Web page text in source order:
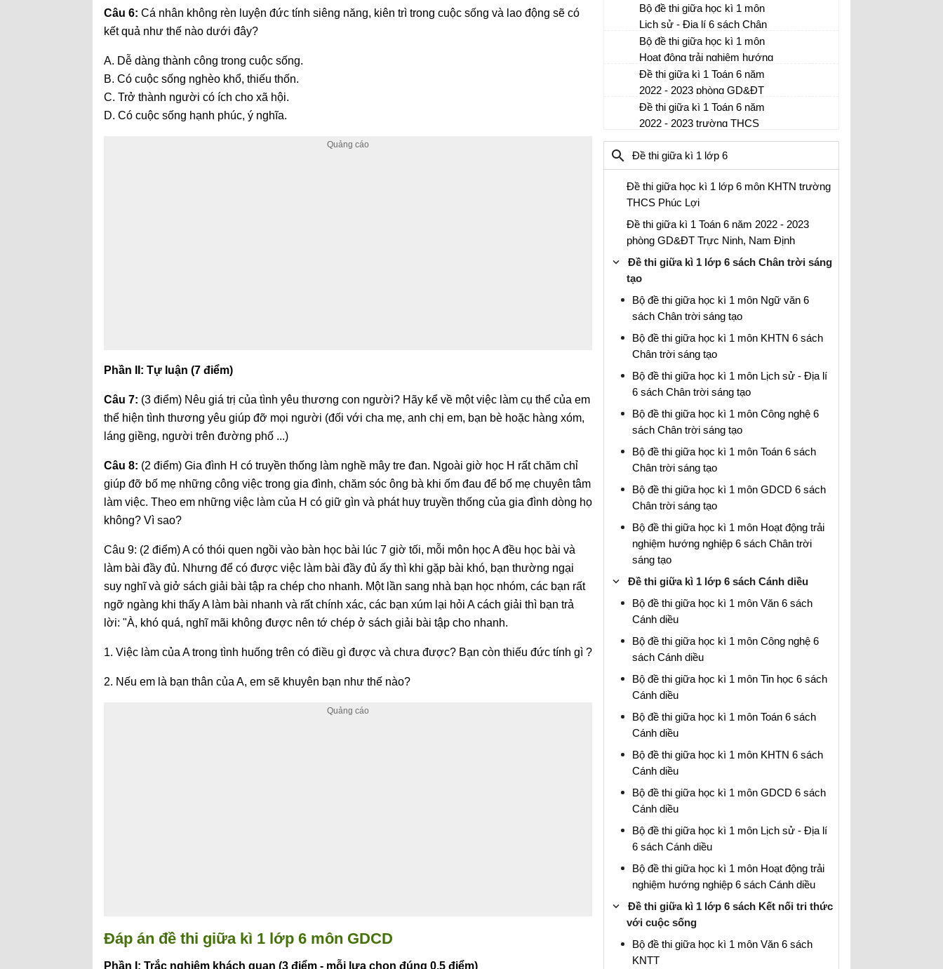
Câu 6: Cá nhân không rèn luyện đức tính siêng năng, kiên trì trong cuộc sống và lao động sẽ có
kết quả như thế nào dưới đây?
A. Dễ dàng thành công trong cuộc sống.
B. Có cuộc sống nghèo khổ, thiếu thốn.
C. Trở thành người có ích cho xã hội.
D. Có cuộc sống hạnh phúc, ý nghĩa.
Phần II: Tự luận (7 điểm)
Câu 7: (3 điểm) Nêu giá trị của tình yêu thương con người? Hãy kể về một việc làm cụ thể của em
thể hiện tình thương yêu giúp đỡ mọi người (đối với cha mẹ, anh chị em, bạn bè hoặc hàng xóm,
láng giềng, người trên đường phố ...)
Câu 8: (2 điểm) Gia đình H có truyền thống làm nghề mây tre đan. Ngoài giờ học H rất chăm chỉ
giúp đỡ bố mẹ những công việc trong gia đình, chăm sóc ông bà khi ốm đau để bố mẹ chuyên tâm
làm việc. Theo em những việc làm của H có giữ gìn và phát huy truyền thống của gia đình dòng họ
không? Vì sao?
Câu 9: (2 điểm) A có thói quen ngồi vào bàn học bài lúc 7 giờ tối, mỗi môn học A đều học bài và
làm bài đầy đủ. Nhưng để có được việc làm bài đầy đủ ấy thì khi gặp bài khó, bạn thường ngại
suy nghĩ và giở sách giải bài tập ra chép cho nhanh. Một lần sang nhà bạn học nhóm, các bạn rất
ngỡ ngàng khi thấy A làm bài nhanh và rất chính xác, các bạn xúm lại hỏi A cách giải thì bạn trả
lời: "À, khó quá, nghĩ mãi không được nên tớ chép ở sách giải bài tập cho nhanh.
1. Việc làm của A trong tình huống trên có điều gì được và chưa được? Bạn còn thiếu đức tính gì ?
2. Nếu em là bạn thân của A, em sẽ khuyên bạn như thế nào?
Đáp án đề thi giữa kì 1 lớp 6 môn GDCD
Phần I: Trắc nghiệm khách quan (3 điểm - mỗi lựa chọn đúng 0,5 điểm)
(có đáp án và ma trận)
Đề thi giữa học kì 1 môn Khoa học tự
nhiên 6 năm 2022 - 2023 sách Kết nối tri
thức (có đáp án và ma trận)
Bộ đề thi giữa học kì 1 môn
Lịch sử - Địa lí 6 sách Chân
trời sáng tạo
Đề thi giữa học kì 1 môn Lịch sử - Địa lí 6
năm 2022 - 2023 sách Chân trời sáng tạo
(có đáp án và ma trận)
Bộ đề thi giữa học kì 1 môn
Hoạt động trải nghiệm hướng
nghiệp 6 sách Chân trời sáng
tạo
Đề thi giữa học kì 1 môn HĐTN 6 năm
2022 - 2023 sách CTST (có đáp án và ma
trận)
Đề thi giữa kì 1 Toán 6 năm
2022 - 2023 phòng GD&ĐT
Trực Ninh, Nam Định
Đề kiểm tra Toán 6 giữa học kì 1
Đề thi giữa kì 1 Toán 6 năm
2022 - 2023 trường THCS
Đồng Hòa
Đề kiểm tra Toán 6 giữa học kì 1
Đề thi giữa kì 1 lớp 6
Đề thi giữa học kì 1 lớp 6 môn KHTN trường
THCS Phúc Lợi
Đề thi giữa kì 1 Toán 6 năm 2022 - 2023
phòng GD&ĐT Trực Ninh, Nam Định
Đề thi giữa kì 1 lớp 6 sách Chân trời sáng
tạo
Bộ đề thi giữa học kì 1 môn Ngữ văn 6
sách Chân trời sáng tạo
Bộ đề thi giữa học kì 1 môn KHTN 6 sách
Chân trời sáng tạo
Bộ đề thi giữa học kì 1 môn Lịch sử - Địa lí
6 sách Chân trời sáng tạo
Bộ đề thi giữa học kì 1 môn Công nghệ 6
sách Chân trời sáng tạo
Bộ đề thi giữa học kì 1 môn Toán 6 sách
Chân trời sáng tạo
Bộ đề thi giữa học kì 1 môn GDCD 6 sách
Chân trời sáng tạo
Bộ đề thi giữa học kì 1 môn Hoạt động trải
nghiệm hướng nghiệp 6 sách Chân trời
sáng tạo
Đề thi giữa kì 1 lớp 6 sách Cánh diều
Bộ đề thi giữa học kì 1 môn Văn 6 sách
Cánh diều
Bộ đề thi giữa học kì 1 môn Công nghệ 6
sách Cánh diều
Bộ đề thi giữa học kì 1 môn Tin học 6 sách
Cánh diều
Bộ đề thi giữa học kì 1 môn Toán 6 sách
Cánh diều
Bộ đề thi giữa học kì 1 môn KHTN 6 sách
Cánh diều
Bộ đề thi giữa học kì 1 môn GDCD 6 sách
Cánh diều
Bộ đề thi giữa học kì 1 môn Lịch sử - Địa lí
6 sách Cánh diều
Bộ đề thi giữa học kì 1 môn Hoạt động trải
nghiệm hướng nghiệp 6 sách Cánh diều
Đề thi giữa kì 1 lớp 6 sách Kết nối tri thức
với cuộc sống
Bộ đề thi giữa học kì 1 môn Văn 6 sách
KNTT